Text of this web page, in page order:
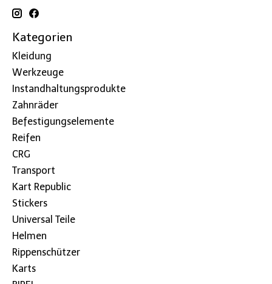
Kategorien
Kleidung
Werkzeuge
Instandhaltungsprodukte
Zahnräder
Befestigungselemente
Reifen
CRG
Transport
Kart Republic
Stickers
Universal Teile
Helmen
Rippenschützer
Karts